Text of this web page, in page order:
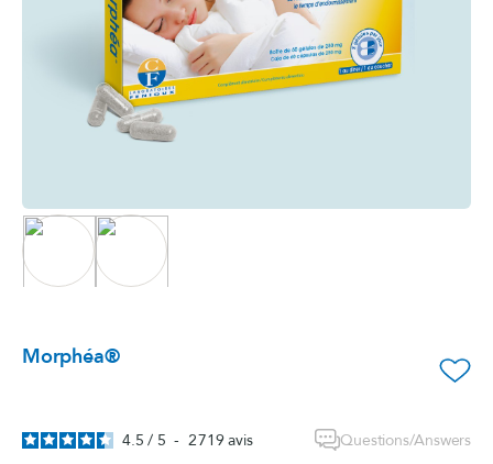
Morphéa® favorite_border
4.5 / 5 - 2 719avis Questions/Answers